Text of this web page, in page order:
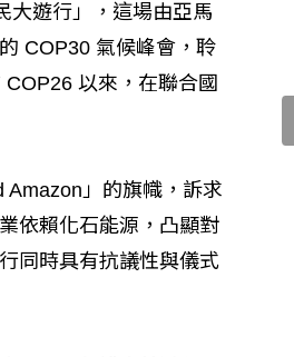
大遊行」，這場由亞馬
COP30 氣候峰會，聆
以來，在聯合國
」的旗幟，訴求
依賴化石能源，凸顯對
同時具有抗議性與儀式